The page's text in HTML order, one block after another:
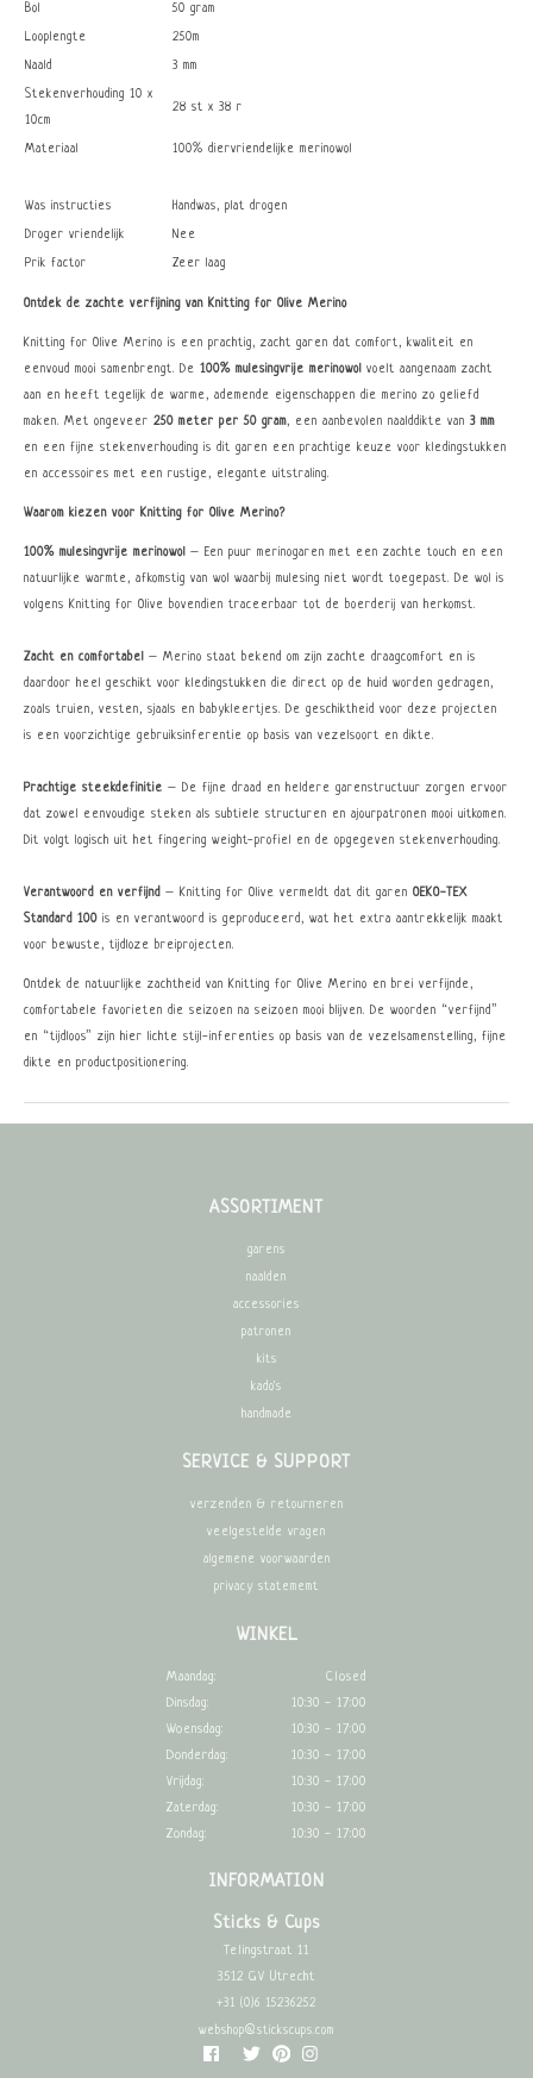
Bol 50 gram
Looplengte 250m
Naald 3 mm
Stekenverhouding 10 x
10cm
28 st x 38 r
Materiaal 100% diervriendelijke merinowol
Was instructies Handwas, plat drogen
Droger vriendelijk Nee
Prik factor Zeer laag
Ontdek de zachte verfijning van Knitting for Olive Merino
Knitting for Olive Merino is een prachtig, zacht garen dat comfort, kwaliteit en
eenvoud mooi samenbrengt. De 100% mulesingvrije merinowol voelt aangenaam zacht
aan en heeft tegelijk de warme, ademende eigenschappen die merino zo geliefd
maken. Met ongeveer 250 meter per 50 gram, een aanbevolen naalddikte van 3 mm
en een fijne stekenverhouding is dit garen een prachtige keuze voor kledingstukken
en accessoires met een rustige, elegante uitstraling.
Waarom kiezen voor Knitting for Olive Merino?
100% mulesingvrije merinowol – Een puur merinogaren met een zachte touch en een
natuurlijke warmte, afkomstig van wol waarbij mulesing niet wordt toegepast. De wol is
volgens Knitting for Olive bovendien traceerbaar tot de boerderij van herkomst.
Zacht en comfortabel – Merino staat bekend om zijn zachte draagcomfort en is
daardoor heel geschikt voor kledingstukken die direct op de huid worden gedragen,
zoals truien, vesten, sjaals en babykleertjes. De geschiktheid voor deze projecten
is een voorzichtige gebruiksinferentie op basis van vezelsoort en dikte.
Prachtige steekdefinitie – De fijne draad en heldere garenstructuur zorgen ervoor
dat zowel eenvoudige steken als subtiele structuren en ajourpatronen mooi uitkomen.
Dit volgt logisch uit het fingering weight-profiel en de opgegeven stekenverhouding.
Verantwoord en verfijnd – Knitting for Olive vermeldt dat dit garen OEKO-TEX
Standard 100 is en verantwoord is geproduceerd, wat het extra aantrekkelijk maakt
voor bewuste, tijdloze breiprojecten.
Ontdek de natuurlijke zachtheid van Knitting for Olive Merino en brei verfijnde,
comfortabele favorieten die seizoen na seizoen mooi blijven. De woorden “verfijnd”
en “tijdloos” zijn hier lichte stijl-inferenties op basis van de vezelsamenstelling, fijne
dikte en productpositionering.
ASSORTIMENT
garens
naalden
accessories
patronen
kits
kado's
handmade
SERVICE & SUPPORT
verzenden & retourneren
veelgestelde vragen
algemene voorwaarden
privacy statememt
WINKEL
Maandag:
Closed
Dinsdag:
10:30 - 17:00
Woensdag:
10:30 - 17:00
Donderdag:
10:30 - 17:00
Vrijdag:
10:30 - 17:00
Zaterdag:
10:30 - 17:00
Zondag:
10:30 - 17:00
INFORMATION
Sticks & Cups
Telingstraat 11
3512 GV Utrecht
+31 (0)6 15236252
webshop@stickscups.com